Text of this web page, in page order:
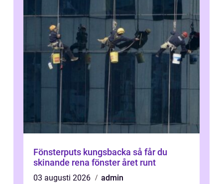
Fönsterputs kungsbacka så får du
skinande rena fönster året runt
03 augusti 2026
admin